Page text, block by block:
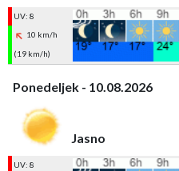
UV: 8
10 km/h
(19 km/h)
Ponedeljek - 10.08.2026
Jasno
UV: 8